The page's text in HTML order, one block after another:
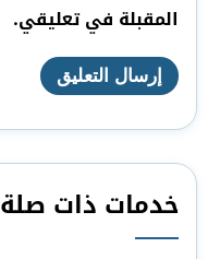
المقبلة في تعليقي.
خدمات ذات صلة